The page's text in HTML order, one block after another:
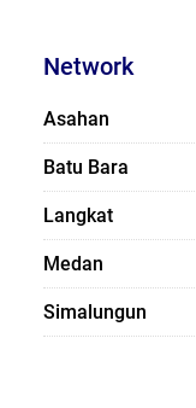
Network
Asahan
Batu Bara
Langkat
Medan
Simalungun